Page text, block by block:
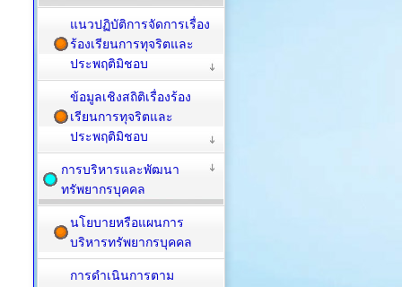
แนวปฏิบัติการจัดการเรื่อง
ร้องเรียนการทุจริตและ
ประพฤติมิชอบ
ข้อมูลเชิงสถิติเรื่องร้อง
เรียนการทุจริตและ
ประพฤติมิชอบ
การบริหารและพัฒนา
ทรัพยากรบุคคล
นโยบายหรือแผนการ
บริหารทรัพยากรบุคคล
การดำเนินการตาม